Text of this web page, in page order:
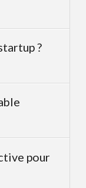
?
pour